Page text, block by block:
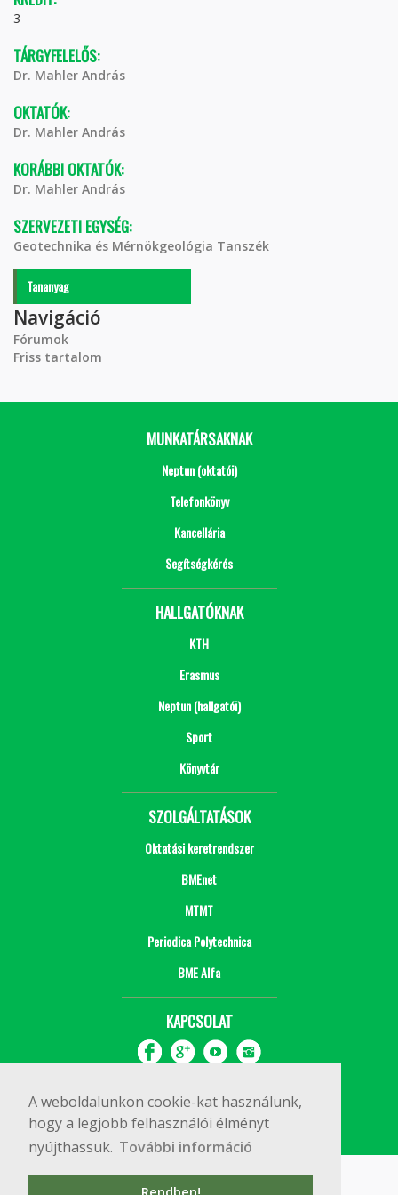
A weboldalunkon cookie-kat használunk,
hogy a legjobb felhasználói élményt
nyújthassuk. További információ
3
TÁRGYFELELŐS:
Dr. Mahler András
OKTATÓK:
Dr. Mahler András
KORÁBBI OKTATÓK:
Dr. Mahler András
SZERVEZETI EGYSÉG:
Geotechnika és Mérnökgeológia Tanszék
Tananyag
Navigáció
Fórumok
Friss tartalom
MUNKATÁRSAKNAK
Neptun (oktatói)
Telefonkönyv
Kancellária
Segítségkérés
HALLGATÓKNAK
KTH
Erasmus
Neptun (hallgatói)
Sport
Könyvtár
SZOLGÁLTATÁSOK
Oktatási keretrendszer
BMEnet
MTMT
Periodica Polytechnica
BME Alfa
KAPCSOLAT
Copyright © 2020 BME Építőmérnöki Kar